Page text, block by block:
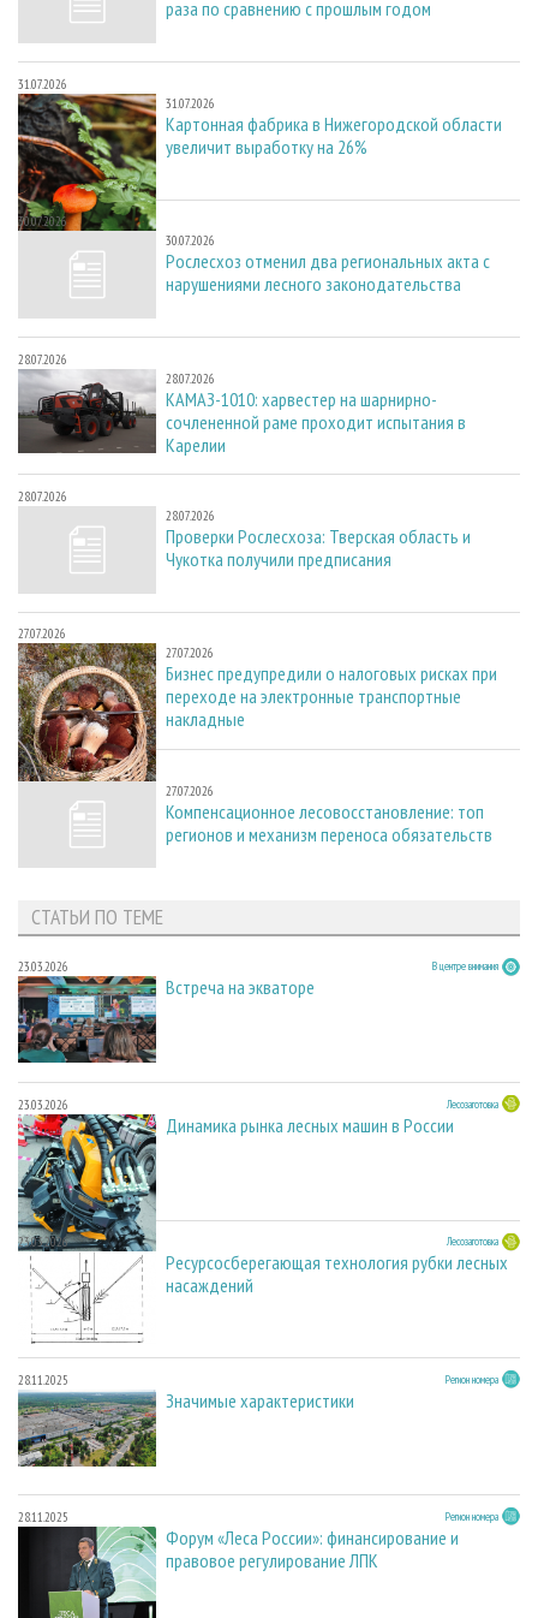
раза по сравнению с прошлым годом
31.07.2026
31.07.2026
Картонная фабрика в Нижегородской области
увеличит выработку на 26%
30.07.2026
30.07.2026
Рослесхоз отменил два региональных акта с
нарушениями лесного законодательства
28.07.2026
28.07.2026
КАМАЗ-1010: харвестер на шарнирно-
сочлененной раме проходит испытания в
Карелии
28.07.2026
28.07.2026
Проверки Рослесхоза: Тверская область и
Чукотка получили предписания
27.07.2026
27.07.2026
Бизнес предупредили о налоговых рисках при
переходе на электронные транспортные
накладные
27.07.2026
27.07.2026
Компенсационное лесовосстановление: топ
регионов и механизм переноса обязательств
СТАТЬИ ПО ТЕМЕ
23.03.2026 В центре внимания
Встреча на экваторе
23.03.2026 Лесозаготовка
Динамика рынка лесных машин в России
23.03.2026 Лесозаготовка
Ресурсосберегающая технология рубки лесных
насаждений
28.11.2025 Регион номера
Значимые характеристики
28.11.2025 Регион номера
Форум «Леса России»: финансирование и
правовое регулирование ЛПК